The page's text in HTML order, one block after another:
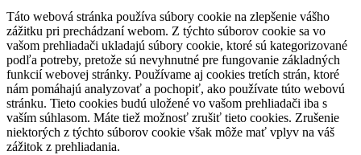
Táto webová stránka používa súbory cookie na zlepšenie vášho
zážitku pri prechádzaní webom. Z týchto súborov cookie sa vo
vašom prehliadači ukladajú súbory cookie, ktoré sú kategorizované
podľa potreby, pretože sú nevyhnutné pre fungovanie základných
funkcií webovej stránky. Používame aj cookies tretích strán, ktoré
nám pomáhajú analyzovať a pochopiť, ako používate túto webovú
stránku. Tieto cookies budú uložené vo vašom prehliadači iba s
vaším súhlasom. Máte tiež možnosť zrušiť tieto cookies. Zrušenie
niektorých z týchto súborov cookie však môže mať vplyv na váš
zážitok z prehliadania.